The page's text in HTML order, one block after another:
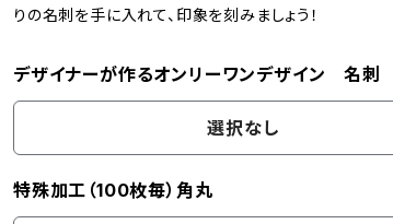
りの名刺を手に入れて、印象を刻みましょう！
デザイナーが作るオンリーワンデザイン 名刺
選択なし
特殊加工（100枚毎）角丸